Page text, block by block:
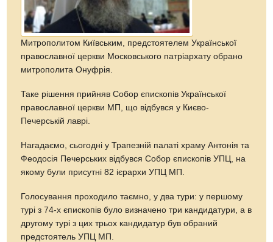
Митрополитом Київським, предстоятелем Української
православної церкви Московського патріархату обрано
митрополита Онуфрія.
Таке рішення прийняв Собор єпископів Української
православної церкви МП, що відбувся у Києво-
Печерській лаврі.
Нагадаємо, сьогодні у Трапезній палаті храму Антонія та
Феодосія Печерських відбувся Собор єпископів УПЦ, на
якому були присутні 82 ієрархи УПЦ МП.
Голосування проходило таємно, у два тури: у першому
турі з 74-х єпископів було визначено три кандидатури, а в
другому турі з цих трьох кандидатур був обраний
предстоятель УПЦ МП.